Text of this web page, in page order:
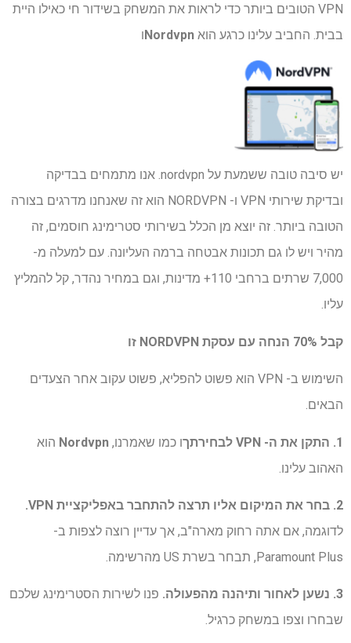
VPN הטובים ביותר כדי לראות את המשחק בשידור חי כאילו היית
בבית. החביב עלינו כרגע הוא Nordvpnו
יש סיבה טובה ששמעת על nordvpn. אנו מתמחים בבדיקה
ובדיקת שירותי VPN ו- NORDVPN הוא זה שאנחנו מדרגים בצורה
הטובה ביותר. זה יוצא מן הכלל בשירותי סטרימינג חוסמים, זה
מהיר ויש לו גם תכונות אבטחה ברמה העליונה. עם למעלה מ-
7,000 שרתים ברחבי 110+ מדינות, וגם במחיר נהדר, קל להמליץ ​​
עליו.
קבל 70% הנחה עם עסקת NORDVPN זו
השימוש ב- VPN הוא פשוט להפליא, פשוט עקוב אחר הצעדים
הבאים.
1. התקן את ה- VPN לבחירתך ו כמו שאמרנו, Nordvpn הוא
האהוב עלינו.
2. בחר את המיקום אליו תרצה להתחבר באפליקציית VPN.
לדוגמה, אם אתה רחוק מארה"ב, אך עדיין רוצה לצפות ב-
Paramount Plus, תבחר בשרת US מהרשימה.
3. נשען לאחור ותיהנה מהפעולה.
פנו לשירות הסטרימינג שלכם
שבחרו וצפו במשחק כרגיל.